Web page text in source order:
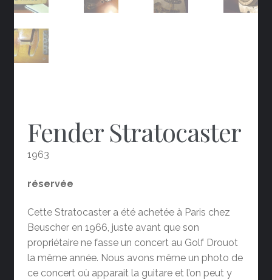
Fender Stratocaster
1963
réservée
Cette Stratocaster a été achetée à Paris chez
Beuscher en 1966, juste avant que son
propriétaire ne fasse un concert au Golf Drouot
la même année. Nous avons même un photo de
ce concert où apparait la guitare et l’on peut y